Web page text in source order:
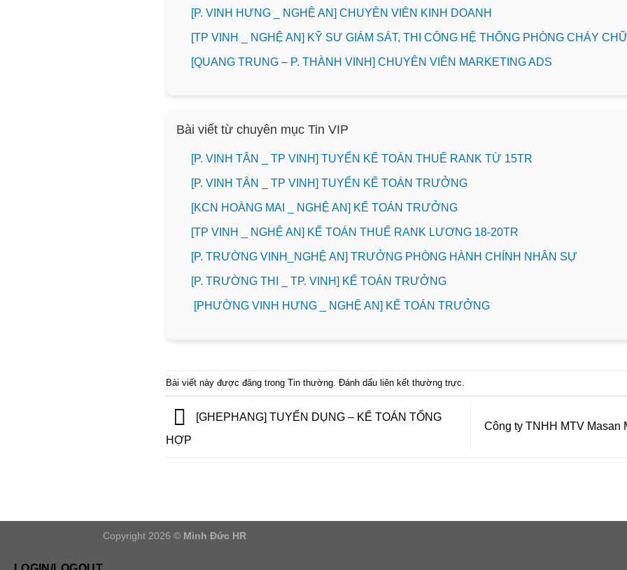
️[P. VINH HƯNG _ NGHỆ AN] CHUYÊN VIÊN KINH DOANH
[TP VINH _ NGHỆ AN] KỸ SƯ GIÁM SÁT, THI CÔNG HỆ THỐNG PHÒNG CHÁY
[QUANG TRUNG – P. THÀNH VINH] CHUYÊN VIÊN MARKETING ADS
Bài viết từ chuyên mục Tin VIP
[P. VINH TÂN _ TP VINH] TUYỂN KẾ TOÁN THUẾ RANK TỪ 15TR
[P. VINH TÂN _ TP VINH] TUYỂN KẾ TOÁN TRƯỞNG
️[KCN HOÀNG MAI _ NGHỆ AN] KẾ TOÁN TRƯỞNG
[TP VINH _ NGHỆ AN] KẾ TOÁN THUẾ RANK LƯƠNG 18-20TR
[P. TRƯỜNG VINH_NGHỆ AN] TRƯỞNG PHÒNG HÀNH CHÍNH NHÂN SỰ
️[P. TRƯỜNG THI _ TP. VINH] KẾ TOÁN TRƯỞNG
[PHƯỜNG VINH HƯNG _ NGHỆ AN] KẾ TOÁN TRƯỞNG
Bài viết này được đăng trong Tin thường . Đánh dấu liên kết thường trực
[GHEPHANG] TUYỂN DỤNG – KẾ TOÁN TỔNG
HỢP
Công ty TNHH MTV Masan
Copyright 2026 © Minh Đức HR